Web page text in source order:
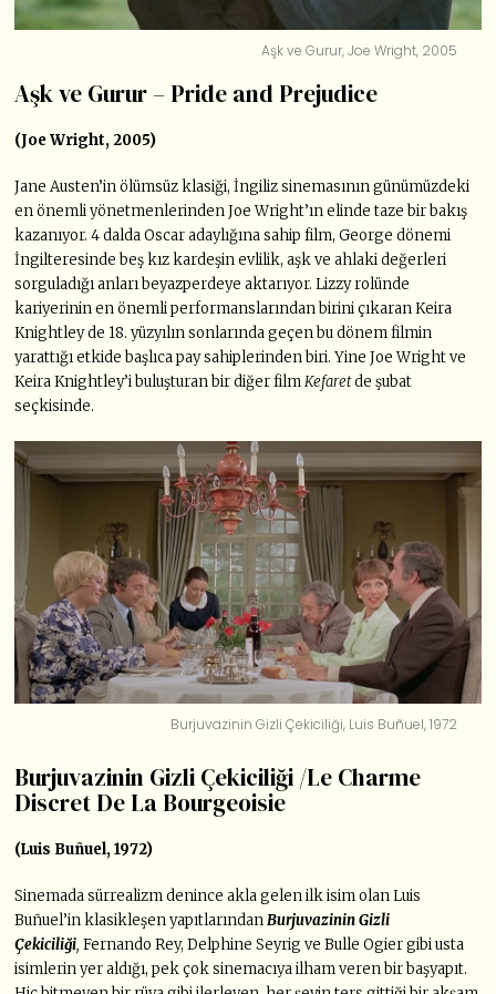
Aşk ve Gurur, Joe Wright, 2005
Aşk ve Gurur – Pride and Prejudice
(Joe Wright, 2005)
Jane Austen’in ölümsüz klasiği, İngiliz sinemasının günümüzdeki
en önemli yönetmenlerinden Joe Wright’ın elinde taze bir bakış
kazanıyor. 4 dalda Oscar adaylığına sahip film, George dönemi
İngilteresinde beş kız kardeşin evlilik, aşk ve ahlaki değerleri
sorguladığı anları beyazperdeye aktarıyor. Lizzy rolünde
kariyerinin en önemli performanslarından birini çıkaran Keira
Knightley de 18. yüzyılın sonlarında geçen bu dönem filmin
yarattığı etkide başlıca pay sahiplerinden biri. Yine Joe Wright ve
Keira Knightley’i buluşturan bir diğer filmKefaretde şubat
seçkisinde.
Burjuvazinin Gizli Çekiciliği, Luis Buñuel, 1972
Burjuvazinin Gizli Çekiciliği /Le Charme
Discret De La Bourgeoisie
(Luis Buñuel, 1972)
Sinemada sürrealizm denince akla gelen ilk isim olan Luis
Buñuel’in klasikleşen yapıtlarındanBurjuvazinin Gizli
Çekiciliği,Fernando Rey, Delphine Seyrig ve Bulle Ogier gibi usta
isimlerin yer aldığı, pek çok sinemacıya ilham veren bir başyapıt.